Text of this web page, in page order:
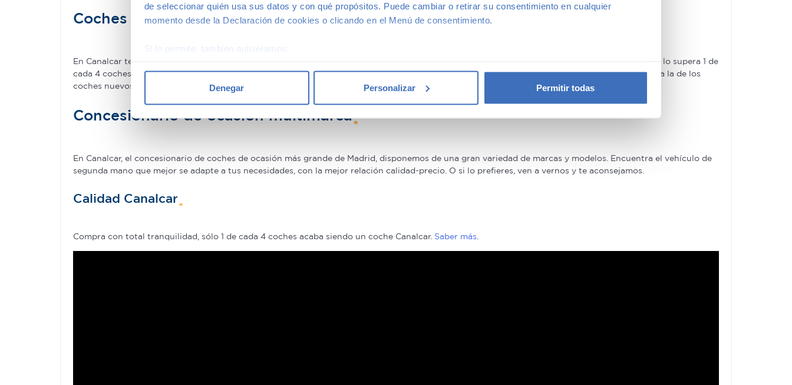
de seleccionar quién usa sus datos y con qué propósitos. Puede cambiar o retirar su consentimiento en cualquier
momento desde la Declaración de cookies o clicando en el Menú de consentimiento.
Si lo permite, también quisiéramos:
Obtenga más información sobre cómo se procesan sus datos personales y establezca sus preferencias en la
redes sociales, publicidad y análisis web, quienes pueden combinarla con otra información que les haya proporcionado o
Denegar Personalizar Permitir todas
Coches de ocasión con garantía
En Canalcar tenemos los coches de segunda mano con mayor calidad, ya que nuestros vehículos pasan el más riguroso control de calidad –solo lo supera 1 de
cada 4 coches–. Estamos tan seguros de la calidad de nuestros coches de segunda mano que le ofrecemos una Garantía 5 Estrellas muy similar a la de los
coches nuevos.
Concesionario de ocasión multimarca
En Canalcar, el concesionario de coches de ocasión más grande de Madrid, disponemos de una gran variedad de marcas y modelos. Encuentra el vehículo de
segunda mano que mejor se adapte a tus necesidades, con la mejor relación calidad-precio. O si lo prefieres, ven a vernos y te aconsejamos.
Calidad Canalcar
Compra con total tranquilidad, sólo 1 de cada 4 coches acaba siendo un coche Canalcar. Saber más